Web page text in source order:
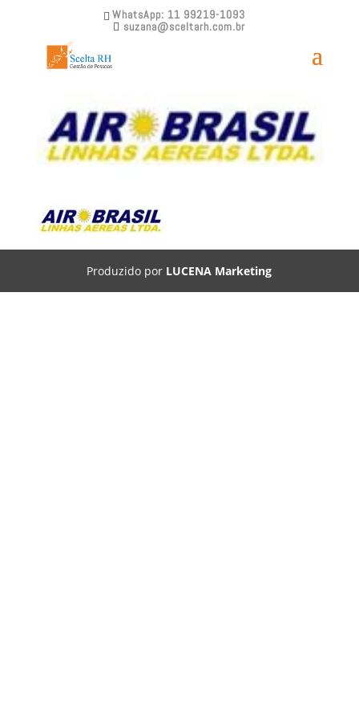
WhatsApp: 11 99219-1093
suzana@sceltarh.com.br
Scelta RH – Air Brasil
Produzido por LUCENA Marketing